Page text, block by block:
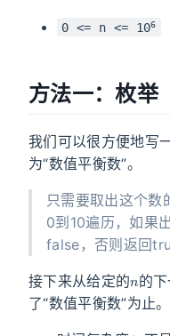
0 <= n <= 106
方法一：枚举
我们可以很方便地写
为“数值平衡数”。
只需要取出这个数
0到10遍历，如果
false，否则返回
接下来从给定的 的
了“数值平衡数”为止。